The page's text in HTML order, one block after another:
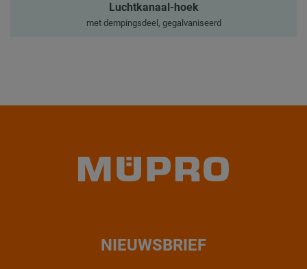
Luchtkanaal-hoek
met dempingsdeel, gegalvaniseerd
NIEUWSBRIEF